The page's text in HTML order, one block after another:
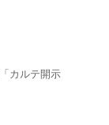
カルテ開示